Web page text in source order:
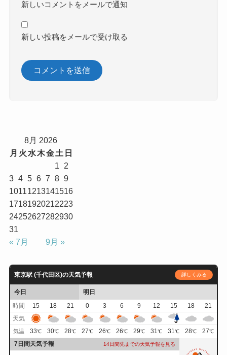
新しいコメントをメールで通知
新しい投稿をメールで受け取る
8月 2026
月 火 水木金土 日
1
2
3 4 5 6 7 8 9
10111213141516
17181920212223
24252627282930
31
« 7月
9月 »
東京駅 (千代田区)の天気予報 詳しくみる
今日
明日
時間
15 18 21 0 3 6 9 12 15 18
21
天気
気温 33℃ 30℃ 28℃ 27℃ 26℃ 26℃ 29℃ 31℃ 31℃ 28℃ 27℃
7日間天気予報 14日間先までの天気予報を見る